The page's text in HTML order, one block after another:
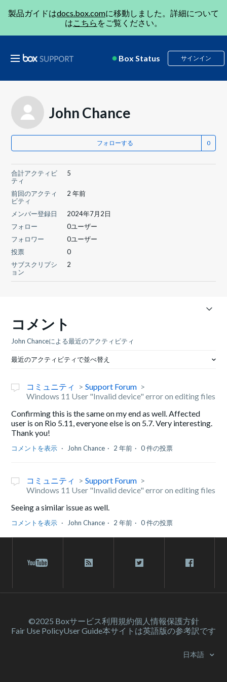
製品ガイドはdocs.box.comに移動しました。詳細について
はこちら をご覧ください。
Box Status サインイン
John Chance
フォローする
合計アクティビ
ティ
5
前回のアクティ
ビティ
2 年前
メンバー登録日
2024年7月2日
フォロー
0ユーザー
フォロワー
0ユーザー
投票
0
サブスクリプシ
ョン
2
コメント
John Chanceによる最近のアクティビティ
最近のアクティビティで並べ替え
コミュニティ
Support Forum
Windows 11 User "Invalid device" error on editing files
Confirming this is the same on my end as well. Affected
user is on Rio 5.11, everyone else is on 5.7. Very interesting.
Thank you!
コメントを表示 John Chance 2 年前 0 件の投票
コミュニティ
Support Forum
Windows 11 User "Invalid device" error on editing files
Seeing a similar issue as well.
コメントを表示 John Chance 2 年前 0 件の投票
©2025 Boxサービス利⽤規約個人情報保護方針
Fair Use PolicyUser Guide本サイトは英語版の参考訳です
日本語